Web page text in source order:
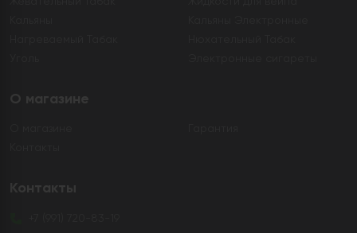
О магазине
Контакты